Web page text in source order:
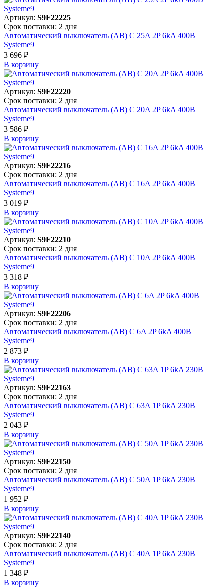
Артикул: S9F22225
Срок поставки: 2 дня
Автоматический выключатель (АВ) C 25A 2P 6kA 400В
Systeme9
3 696 ₽
В корзинy
Артикул: S9F22220
Срок поставки: 2 дня
Автоматический выключатель (АВ) C 20A 2P 6kA 400В
Systeme9
3 586 ₽
В корзинy
Артикул: S9F22216
Срок поставки: 2 дня
Автоматический выключатель (АВ) C 16A 2P 6kA 400В
Systeme9
3 019 ₽
В корзинy
Артикул: S9F22210
Срок поставки: 2 дня
Автоматический выключатель (АВ) C 10A 2P 6kA 400В
Systeme9
3 318 ₽
В корзинy
Артикул: S9F22206
Срок поставки: 2 дня
Автоматический выключатель (АВ) C 6A 2P 6kA 400В
Systeme9
2 873 ₽
В корзинy
Артикул: S9F22163
Срок поставки: 2 дня
Автоматический выключатель (АВ) C 63A 1P 6kA 230В
Systeme9
2 043 ₽
В корзинy
Артикул: S9F22150
Срок поставки: 2 дня
Автоматический выключатель (АВ) C 50A 1P 6kA 230В
Systeme9
1 952 ₽
В корзинy
Артикул: S9F22140
Срок поставки: 2 дня
Автоматический выключатель (АВ) C 40A 1P 6kA 230В
Systeme9
1 348 ₽
В корзинy